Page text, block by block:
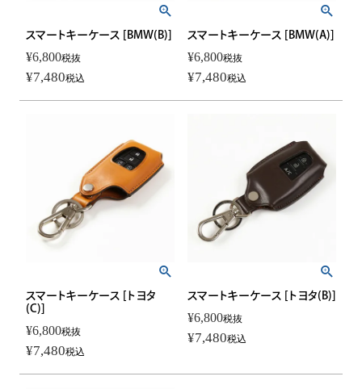
スマートキーケース [BMW(B)]
¥6,800税抜
¥7,480税込
スマートキーケース [BMW(A)]
¥6,800税抜
¥7,480税込
スマートキーケース [トヨタ
(C)]
¥6,800税抜
¥7,480税込
スマートキーケース [トヨタ(B)]
¥6,800税抜
¥7,480税込